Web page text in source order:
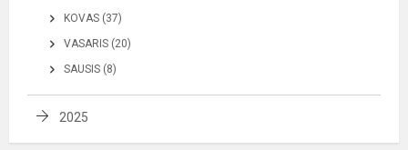
KOVAS (37)
VASARIS (20)
SAUSIS (8)
2025